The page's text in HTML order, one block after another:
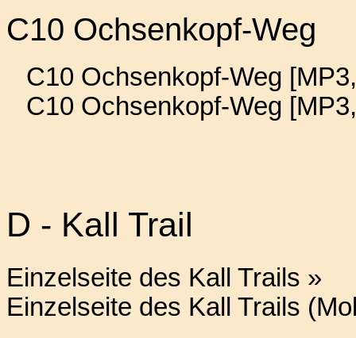
C10 Ochsenkopf-Weg
C10 Ochsenkopf-Weg
C10 Ochsenkopf-Weg
D - Kall Trail
Einzelseite des Kall Trails »
Einzelseite des Kall Trails